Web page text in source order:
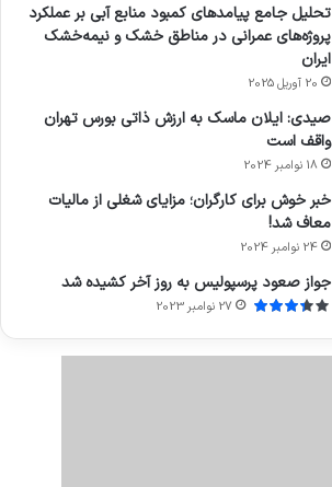
تحلیل جامع پیامدهای کمبود منابع آبی بر عملکرد
پروژه‌های عمرانی در مناطق خشک و نیمه‌خشک
ایران
20 آوریل 2025
صیدی: ایلان ماسک به ارزش ذاتی بورس تهران
واقف است
18 نوامبر 2024
خبر خوش برای کارگران؛ مزایای شغلی از مالیات
معاف شد!
24 نوامبر 2024
جواز صعود پرسپولیس به روز آخر کشیده شد
27 نوامبر 2023